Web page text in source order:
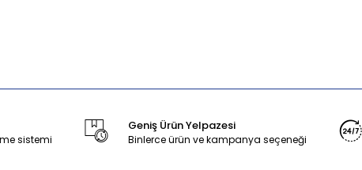
sistemi
Geniş Ürün Yelpazesi
Binlerce ürün ve kampanya seçeneği